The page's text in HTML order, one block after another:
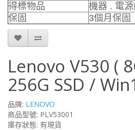
得標物品
機器 . 電源
保固
3個月保固
Lenovo V530 (
256G SSD /
品牌: LENOVO
商品型號: PLV53001
庫存狀態: 有現貨